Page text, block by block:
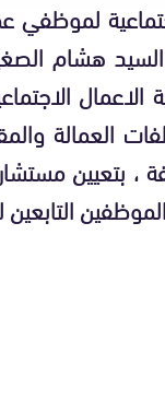
السيد هشام
العمالة
بتعيين